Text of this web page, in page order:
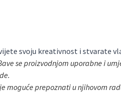
svoju kreativnost i stvarate
se proizvodnjom uporabne i
moguće prepoznati u njihovom